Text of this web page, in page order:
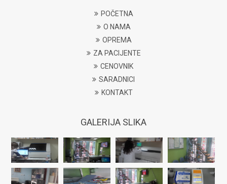
POČETNA
O NAMA
OPREMA
ZA PACIJENTE
CENOVNIK
SARADNICI
KONTAKT
GALERIJA SLIKA